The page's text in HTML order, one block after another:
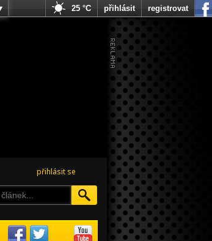
přihlásit se
25 °C přihlásit registrovat